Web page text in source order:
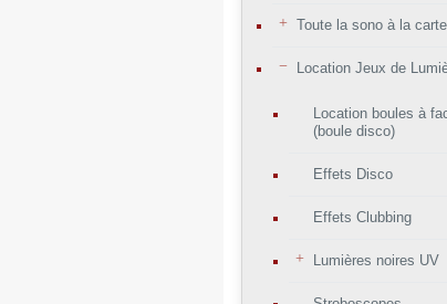
Toute la sono à la carte
Location Jeux de
Location boules à
(boule disco)
Effets Disco
Effets Clubbing
Lumières noires UV